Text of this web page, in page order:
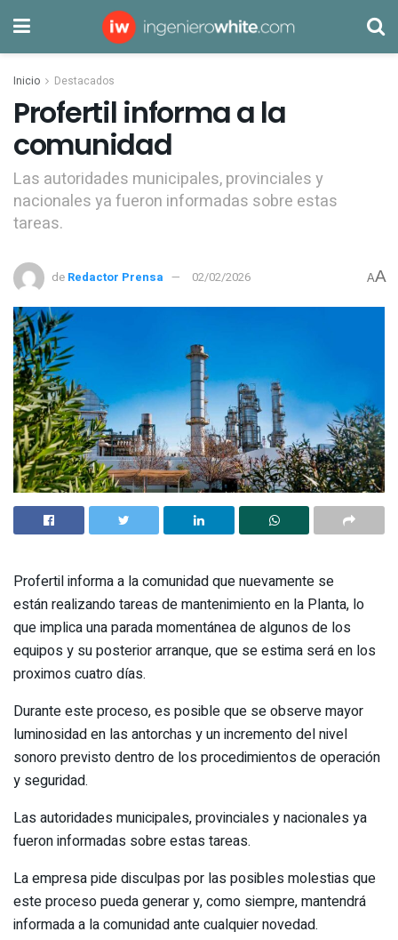
Inicio Destacados
Profertil informa a la
comunidad
Las autoridades municipales, provinciales y
nacionales ya fueron informadas sobre estas
tareas.
de Redactor Prensa 02/02/2026 AA
Profertil informa a la comunidad que nuevamente se
están realizando tareas de mantenimiento en la Planta, lo
que implica una parada momentánea de algunos de los
equipos y su posterior arranque, que se estima será en los
proximos cuatro días.
Durante este proceso, es posible que se observe mayor
luminosidad en las antorchas y un incremento del nivel
sonoro previsto dentro de los procedimientos de operación
y seguridad.
Las autoridades municipales, provinciales y nacionales ya
fueron informadas sobre estas tareas.
La empresa pide disculpas por las posibles molestias que
este proceso pueda generar y, como siempre, mantendrá
informada a la comunidad ante cualquier novedad.